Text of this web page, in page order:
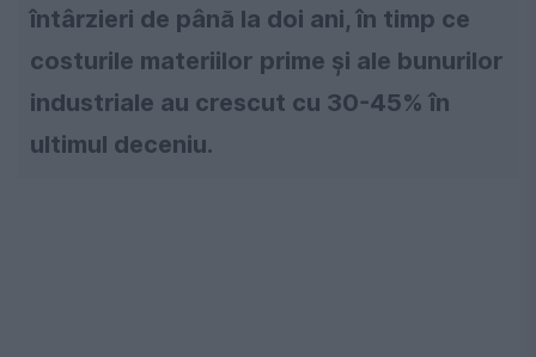
întârzieri de până la doi ani, în timp ce
costurile materiilor prime și ale bunurilor
industriale au crescut cu 30-45% în
ultimul deceniu.